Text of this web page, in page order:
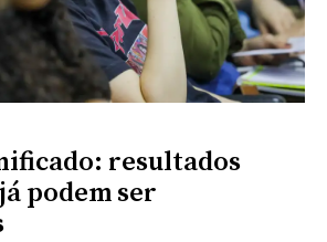
resultados
podem ser